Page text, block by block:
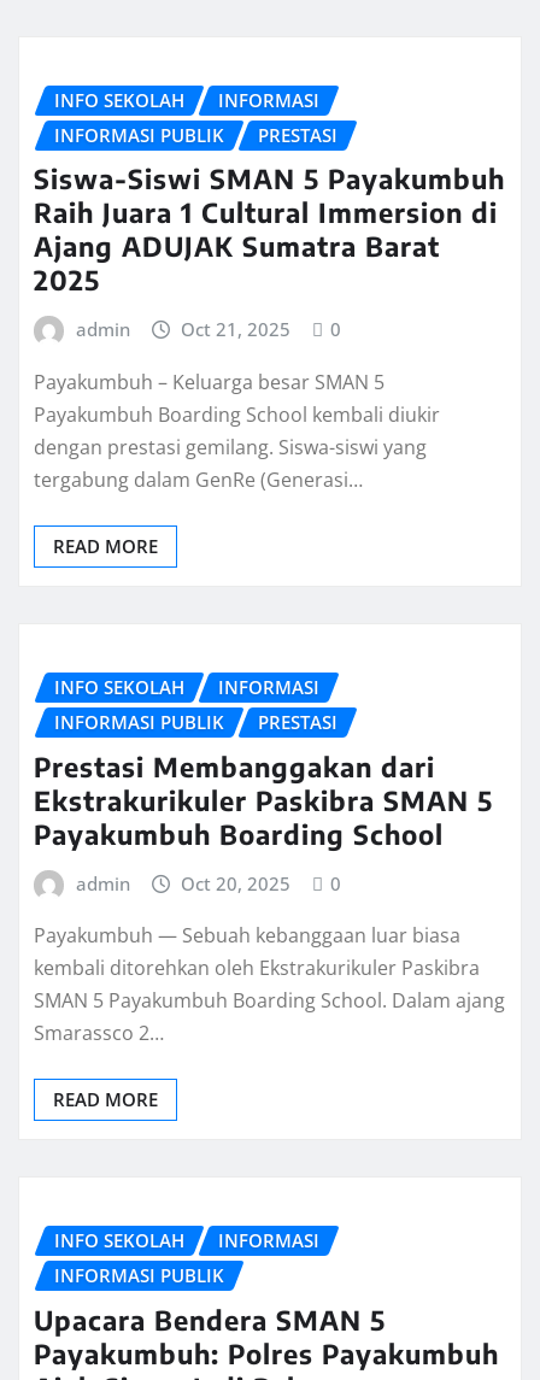
INFO SEKOLAH
INFORMASI
INFORMASI PUBLIK
PRESTASI
Siswa-Siswi SMAN 5 Payakumbuh
Raih Juara 1 Cultural Immersion di
Ajang ADUJAK Sumatra Barat
2025
admin Oct 21, 2025 0
Payakumbuh – Keluarga besar SMAN 5
Payakumbuh Boarding School kembali diukir
dengan prestasi gemilang. Siswa-siswi yang
tergabung dalam GenRe (Generasi…
READ MORE
INFO SEKOLAH
INFORMASI
INFORMASI PUBLIK
PRESTASI
Prestasi Membanggakan dari
Ekstrakurikuler Paskibra SMAN 5
Payakumbuh Boarding School
admin Oct 20, 2025 0
Payakumbuh — Sebuah kebanggaan luar biasa
kembali ditorehkan oleh Ekstrakurikuler Paskibra
SMAN 5 Payakumbuh Boarding School. Dalam ajang
Smarassco 2…
READ MORE
INFO SEKOLAH
INFORMASI
INFORMASI PUBLIK
Upacara Bendera SMAN 5
Payakumbuh: Polres Payakumbuh